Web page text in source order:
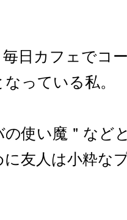
日カフェでコ
っている私。
使い魔＂など
友人は小粋な